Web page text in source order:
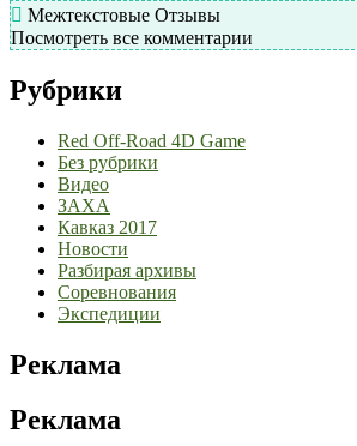
Межтекстовые Отзывы
Посмотреть все комментарии
Рубрики
Red Off-Road 4D Game
Без рубрики
Видео
ЗАХА
Кавказ 2017
Новости
Разбирая архивы
Соревнования
Экспедиции
Реклама
Реклама